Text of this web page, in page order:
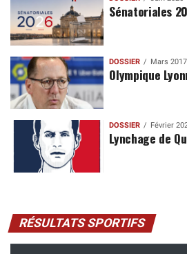
Sénatoriales
DOSSIER Mars 2017
Olympique
DOSSIER Février
Lynchage de
RÉSULTATS SPORTIFS